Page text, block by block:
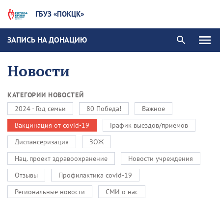
ГБУЗ «ПОКЦК»
ЗАПИСЬ НА ДОНАЦИЮ
Новости
КАТЕГОРИИ НОВОСТЕЙ
2024 - Год семьи
80 Победа!
Важное
Вакцинация от covid-19
График выездов/приемов
Диспансеризация
ЗОЖ
Нац. проект здравоохранение
Новости учреждения
Отзывы
Профилактика covid-19
Региональные новости
СМИ о нас